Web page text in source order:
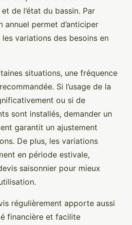
et de l’état du bassin. Par
annuel permet d’anticiper
les variations des besoins en
situations, une fréquence
Si l’usage de la
ou si de
sont installés, demander un
garantit un ajustement
De plus, les variations
en période estivale,
saisonnier pour mieux
régulièrement apporte aussi
financière et facilite